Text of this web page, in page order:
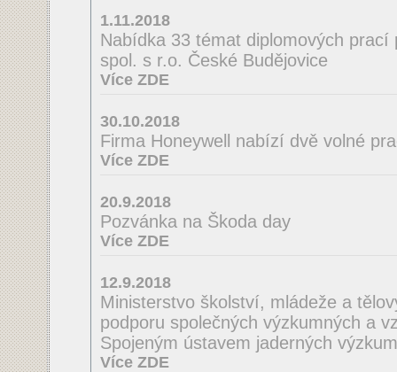
1.11.2018
Nabídka 33 témat diplomových prací
spol. s r.o. České Budějovice
Více ZDE
30.10.2018
Firma Honeywell nabízí dvě volné
Více ZDE
20.9.2018
Pozvánka na Škoda day
Více ZDE
12.9.2018
Ministerstvo školství, mládeže a
podporu společných výzkumných a
Spojeným ústavem jaderných
Více ZDE